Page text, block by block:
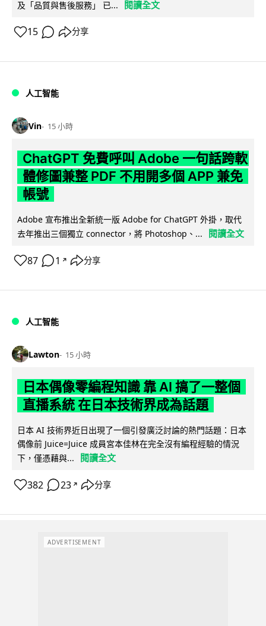
及「品質與售後服務」 已... 閱讀全文
15 分享
人工智能
Vin 15 小時
ChatGPT 免費呼叫 Adobe 一句話跨軟
體修圖兼整 PDF 不用開多個 APP 兼免
帳號
Adobe 宣布推出全新統一版 Adobe for ChatGPT 外掛，取代
去年推出三個獨立 connector，將 Photoshop、...
閱讀全文
87 1 ↗ 分享
人工智能
Lawton 15 小時
日本偶像零編程知識 靠 AI 搞了一整個
直播系統 在日本技術界成為話題
日本 AI 技術界近日出現了一個引發廣泛討論的熱門話題：日本
偶像前 Juice=Juice 成員宮本佳林在完全沒有編程經驗的情況
下，僅憑藉與...
閱讀全文
382 23 ↗ 分享
ADVERTISEMENT